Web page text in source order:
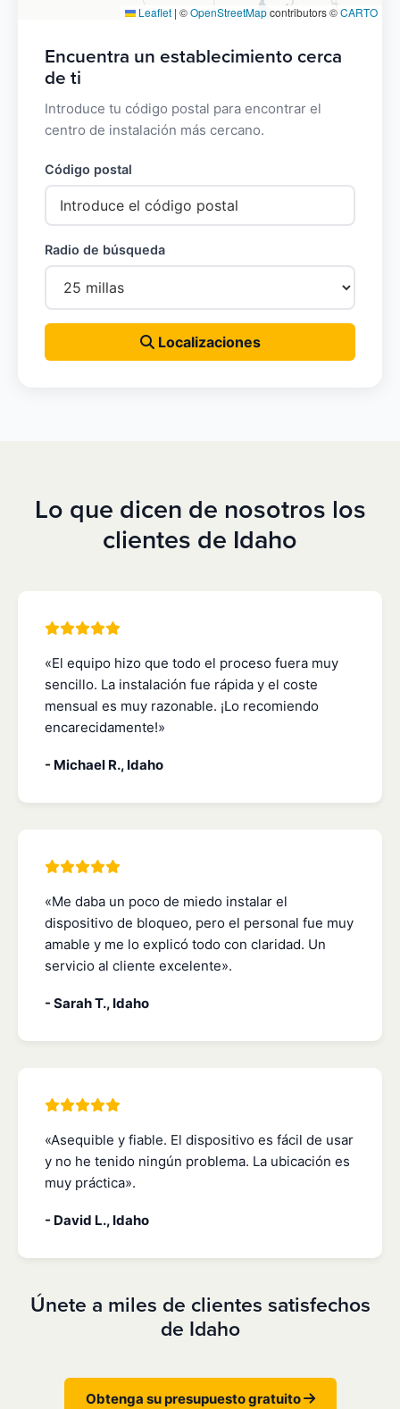
Leaflet | ©OpenStreetMapcontributors ©CARTO
Encuentra un establecimiento cerca
de ti
Introduce tu código postal para encontrar el
centro de instalación más cercano.
Código postal
Radio de búsqueda
Localizaciones
Lo que dicen de nosotros los
clientes de Idaho
«El equipo hizo que todo el proceso fuera muy
sencillo. La instalación fue rápida y el coste
mensual es muy razonable. ¡Lo recomiendo
encarecidamente!»
- Michael R., Idaho
«Me daba un poco de miedo instalar el
dispositivo de bloqueo, pero el personal fue muy
amable y me lo explicó todo con claridad. Un
servicio al cliente excelente».
- Sarah T., Idaho
«Asequible y fiable. El dispositivo es fácil de usar
y no he tenido ningún problema. La ubicación es
muy práctica».
- David L., Idaho
Únete a miles de clientes satisfechos
de Idaho
Obtenga su presupuesto gratuito